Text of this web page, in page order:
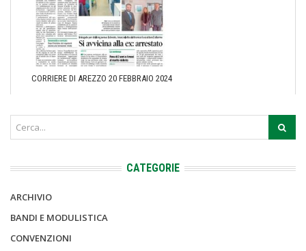
CORRIERE DI AREZZO 20 FEBBRAIO 2024
CATEGORIE
ARCHIVIO
BANDI E MODULISTICA
CONVENZIONI